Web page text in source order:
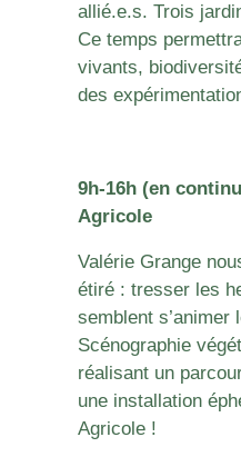
allié.e.s. Trois
Ce temps
vivants,
des
9h-16h (en
Agricole
Valérie Grange
étiré : tresser les
semblent s’animer
Scénographie
réalisant un
une installation
Agricole !